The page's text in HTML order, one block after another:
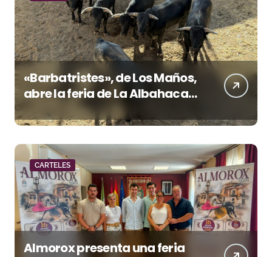
«Barbatristes», de Los Maños,
abre la feria de La Albahaca
de Huesca
CARTELES
Almorox presenta una feria